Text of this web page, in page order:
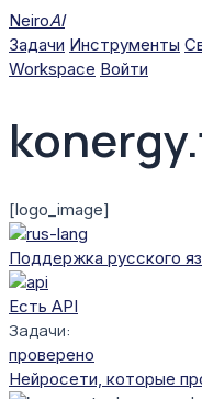
Перейти
к
содержимому
NeiroAI
Задачи Инструменты
Workspace Войти
[logo_image]
Поддержка русского
Есть API
Задачи:
проверено
Нейросети, которые